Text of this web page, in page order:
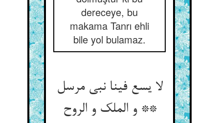
dereceye, bu
makama Tanrı ehli
bile yol bulamaz.
لا یسع فینا نبی مرسل
** و الملک و الروح